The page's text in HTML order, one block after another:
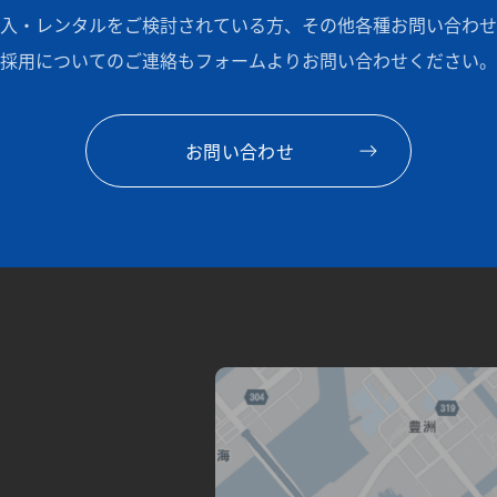
・レンタルをご検討されている方、 その他各種お問い合わ
採用についてのご連絡もフォームよりお問い合わせください。
お問い合わせ